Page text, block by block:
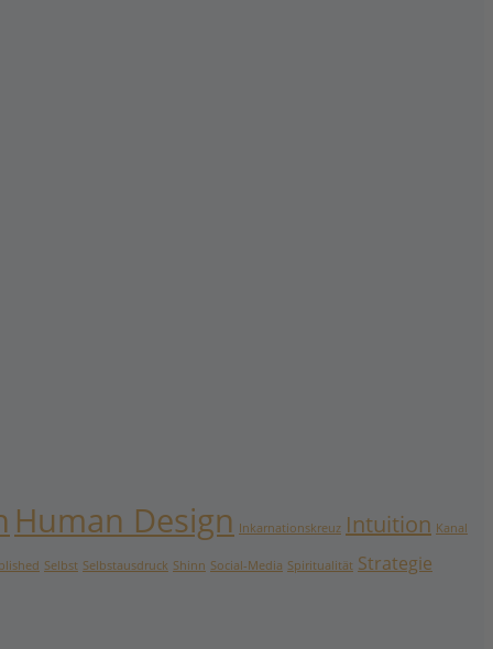
Human Design Inkarnationskreuz Intuition Kanal
Selbst Selbstausdruck Shinn Social-Media Spiritualität Strategie